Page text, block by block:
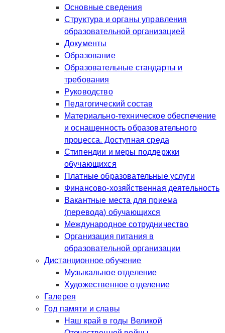
Основные сведения
Структура и органы управления
образовательной организацией
Документы
Образование
Образовательные стандарты и
требования
Руководство
Педагогический состав
Материально-техническое обеспечение
и оснащенность образовательного
процесса. Доступная среда
Стипендии и меры поддержки
обучающихся
Платные образовательные услуги
Финансово-хозяйственная деятельность
Вакантные места для приема
(перевода) обучающихся
Международное сотрудничество
Организация питания в
образовательной организации
Дистанционное обучение
Музыкальное отделение
Художественное отделение
Галерея
Год памяти и славы
Наш край в годы Великой